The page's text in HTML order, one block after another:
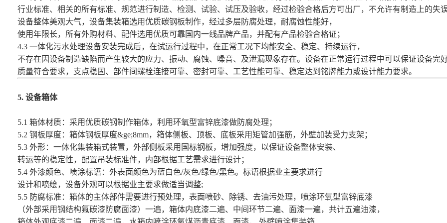
行业标准、相关的所有标准、规范进行制造、检测、试验、试压及验收，经过检验合格后方可出厂，不允许有制造上的失误
设备整体美观大气，设备集装箱选用优质碳钢板制作，经过多层防腐处理，耐腐蚀性能好，
使用年限长，所有外购材料、配件选用优质可靠国内一线品牌产品，并配有产品检验合格证；
4.3 一体化污水处理设备安装完成后，在试运行过程中，在正常工况下均能安全、稳定、持续运行，
不存在因设备制造缺陷而产生较大的应力、振动、腐蚀、噪音、及泄漏现象存在。设备在正常运行过程中可以保证设备完好
质量符合要求，支点稳固、部件间螺栓连接可靠、密封可靠、工艺性能可靠、稳定达到铭牌能力或设计能力要求。
5. 设备箱体
5.1 箱体材质：采用优质碳钢制作箱体，利用环氧型富锌底漆做防腐处理；
5.2 钢板厚度：箱体钢板厚度&ge;8mm，箱体侧板、顶板、底板采用矩管加强筋，外壁加装受力支架；
5.3 外形：一体化集装箱式装置，外部侧板采用国标钢板，增加强度，以保证设备整体安装、
转运等的稳定性，配置吊装标准件，内部根据工艺需求进行设计；
5.4 外漆颜色、喷涂标语：外表面颜色为蓝白色/灰色/绿色/黑色。标语根据业主要求进行
设计和喷绘，设备外观可以根据业主要求做适当调整;
5.5 防腐标准：箱体的主体部件需要进行预处理，表面喷砂、除锈、去油污处理，喷涂环氧型富锌底漆
（外部采用钢结构氟碳漆防腐面漆）一遍，箱体内底漆二遍、中间环节二遍、面漆一遍，共计五遍油漆，